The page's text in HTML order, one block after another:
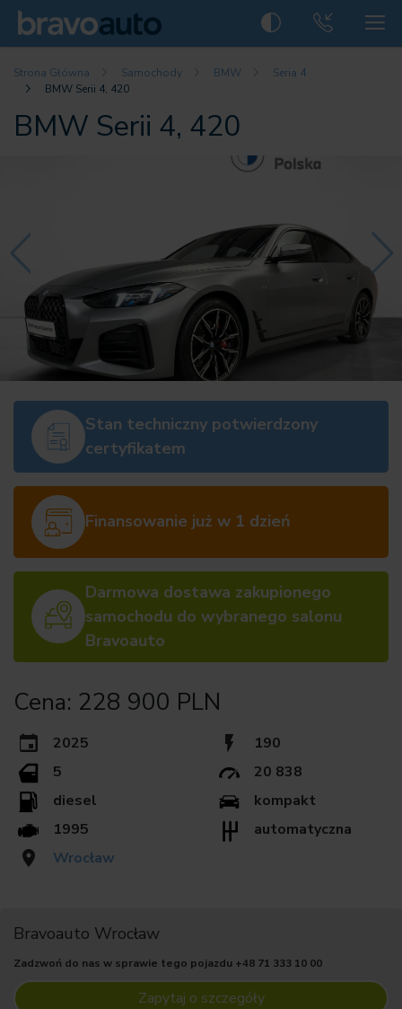
Strona Główna Samochody BMW
Seria 4
BMW Serii 4, 420
BMW Serii 4, 420
Stan techniczny potwierdzony
certyfikatem
Finansowanie już w 1 dzień
Darmowa dostawa zakupionego
samochodu do wybranego salonu
Bravoauto
Cena: 228 900 PLN
2025
190
5
20 838
diesel
kompakt
1995
automatyczna
Wrocław
Bravoauto Wrocław
Zadzwoń do nas w sprawie tego pojazdu +48 71 333 10 00
Zapytaj o szczegóły